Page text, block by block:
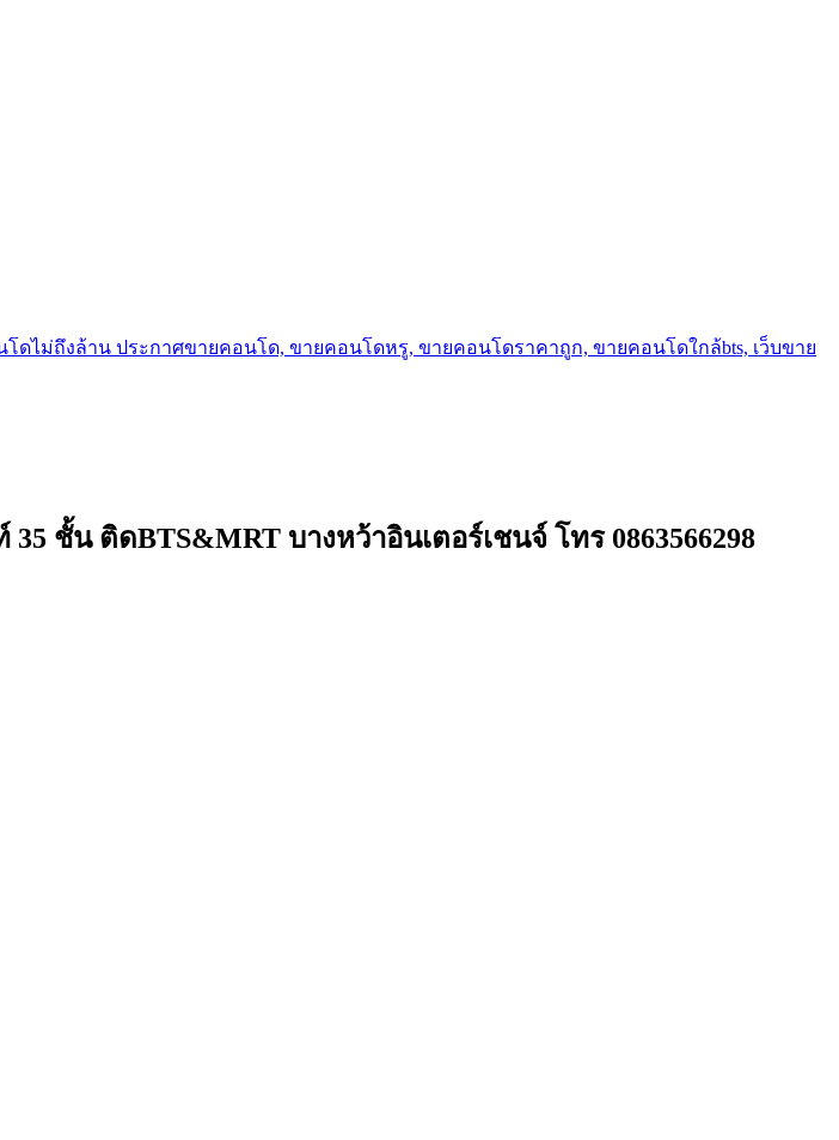
ดไม่ถึงล้าน ประกาศขายคอนโด, ขายคอนโดหรู, ขายคอนโดราคาถูก, ขายคอนโดใกล้bts, เว็บขาย
ชั้น ติดBTS&MRT บางหว้าอินเตอร์เชนจ์ โทร 0863566298